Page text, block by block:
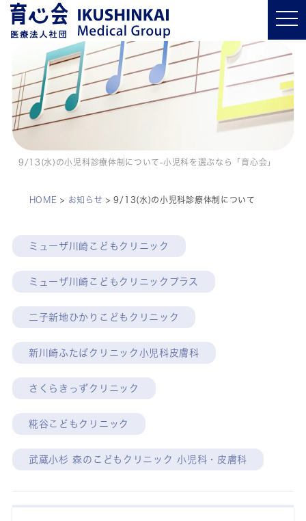
t
o
l
n
a
v
i
9/13(水)の小児科診療体制について-小児科を選ぶなら「育心会」
HOME > お知らせ >9/13(水)の小児科診療体制について
ミューザ川崎こどもクリニック
ミューザ川崎こどもクリニックプラス
二子新地ひかりこどもクリニック
新川崎ふたばクリニック小児科皮膚科
さくらきっずクリニック
糀谷こどもクリニック
武蔵小杉 森のこどもクリニック 小児科・皮膚科